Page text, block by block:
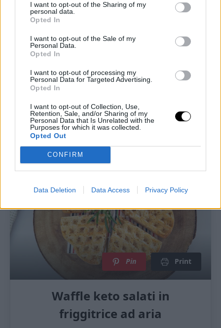
I want to opt-out of the Sharing of my
personal data.
Opted In
I want to opt-out of the Sale of my
Personal Data.
Opted In
I want to opt-out of processing my
Personal Data for Targeted Advertising.
Opted In
I want to opt-out of Collection, Use,
Retention, Sale, and/or Sharing of my
Personal Data that Is Unrelated with the
Purposes for which it was collected.
Opted Out
CONFIRM
Data Deletion Data Access Privacy Policy
commissione dagli acquisti idonei.
L’affiliazione mi aiuta a coprire le spese
te non ci sono costi aggiuntivi.
Ti lascio alla ricetta completa!
Pin Print
Waffle keto salati in
friggitrice ad aria